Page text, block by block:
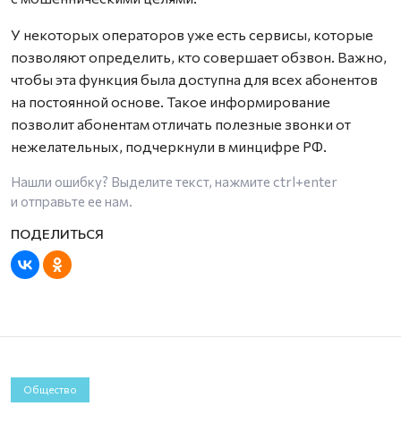
У некоторых операторов уже есть сервисы, которые
позволяют определить, кто совершает обзвон. Важно,
чтобы эта функция была доступна для всех абонентов
на постоянной основе. Такое информирование
позволит абонентам отличать полезные звонки от
нежелательных, подчеркнули в минцифре РФ.
Нашли ошибку? Выделите текст, нажмите ctrl+enter
и отправьте ее нам.
Общество